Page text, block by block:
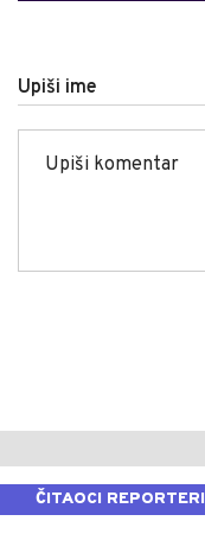
Upiši ime
ČITAOCI REPORTERI